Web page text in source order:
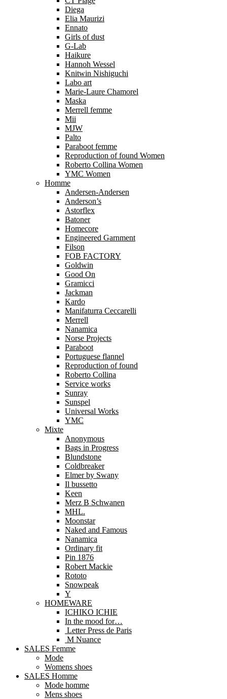
Diega
Elia Maurizi
Ennato
Girls of dust
G-Lab
Haikure
Hannoh Wessel
Knitwin Nishiguchi
Labo art
Marie-Laure Chamorel
Maska
Merrell femme
Mii
MJW
Palto
Paraboot femme
Reproduction of found Women
Roberto Collina Women
YMC Women
Homme
Andersen-Andersen
Anderson’s
Astorflex
Batoner
Homecore
Engineered Garnment
Filson
FOB FACTORY
Goldwin
Good On
Gramicci
Jackman
Kardo
Manifaturra Ceccarelli
Merrell
Nanamica
Norse Projects
Paraboot
Portuguese flannel
Reproduction of found
Roberto Collina
Service works
Sunray
Sunspel
Universal Works
YMC
Mixte
Anonymous
Bags in Progress
Blundstone
Coldbreaker
Elmer by Swany
Il bussetto
Keen
Merz B Schwanen
MHL.
Moonstar
Naked and Famous
Nanamica
Ordinary fit
Pin 1876
Robert Mackie
Rototo
Snowpeak
Y
HOMEWARE
ICHIKO ICHIE
In the mood for…
Letter Press de Paris
M Nuance
SALES Femme
Mode
Womens shoes
SALES Homme
Mode homme
Mens shoes